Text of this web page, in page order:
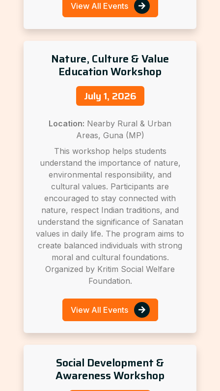
View All Events
Nature, Culture & Value
Education Workshop
July 1, 2026
Location: Nearby Rural & Urban
Areas, Guna (MP)
This workshop helps students
understand the importance of nature,
environmental responsibility, and
cultural values. Participants are
encouraged to stay connected with
nature, respect Indian traditions, and
understand the significance of Sanatan
values in daily life. The program aims to
create balanced individuals with strong
moral and cultural foundations.
Organized by Kritim Social Welfare
Foundation.
View All Events
Social Development &
Awareness Workshop